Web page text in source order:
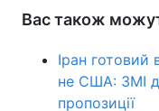
Вас також
Іран готовий
не США: ЗМІ
пропозиції